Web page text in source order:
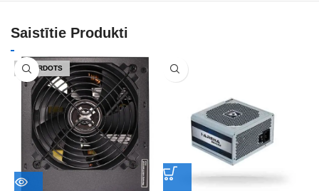
Saistītie Produkti
IZPĀRDOTS